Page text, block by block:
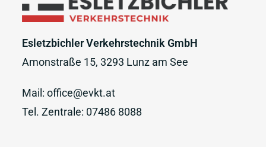
Esletzbichler Verkehrstechnik GmbH
Amonstraße 15, 3293 Lunz am See
Mail:office@evkt.at
Tel. Zentrale: 07486 8088